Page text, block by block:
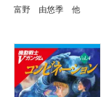
富野 由悠季 他